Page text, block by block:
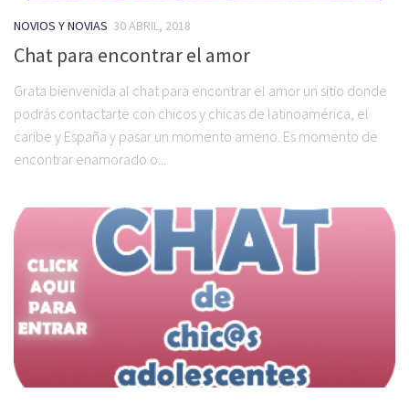
NOVIOS Y NOVIAS 30 ABRIL, 2018
Chat para encontrar el amor
Grata bienvenida al chat para encontrar el amor un sitio donde
podrás contactarte con chicos y chicas de latinoamérica, el
caribe y España y pasar un momento ameno. Es momento de
encontrar enamorado o...